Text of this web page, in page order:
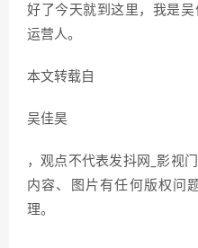
好了今天就到这里，我是
运营人。
本文转载自
吴佳昊
，观点不代表发抖网_影视
内容、图片有任何版权问
理。